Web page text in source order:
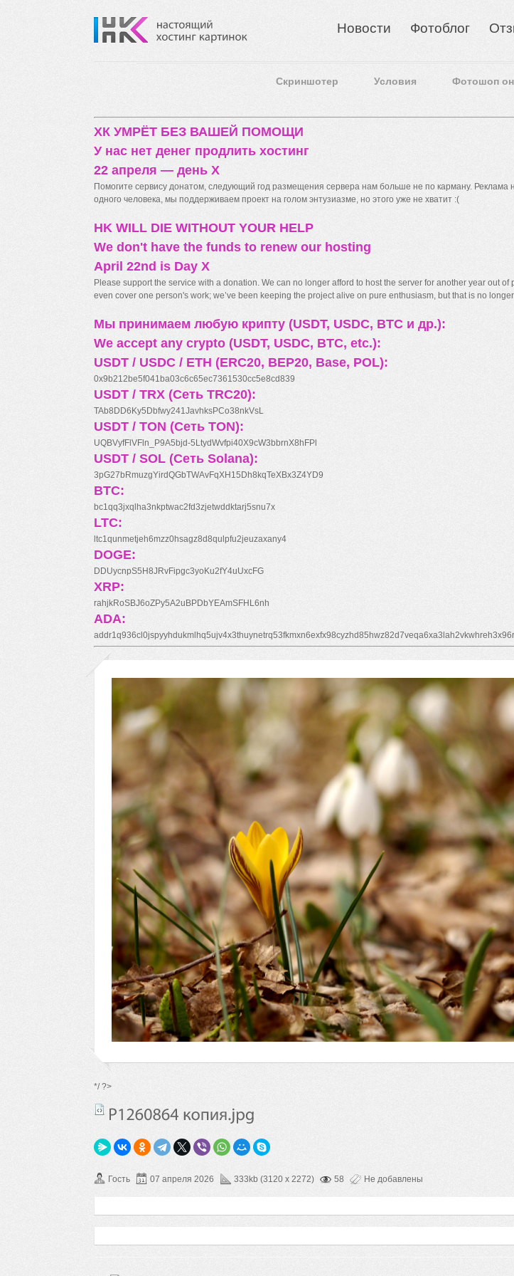
Новости Фотоблог
Скриншотер Условия Фотошоп
ХК УМРЁТ БЕЗ ВАШЕЙ ПОМОЩИ
У нас нет денег продлить хостинг
22 апреля — день X
Помогите сервису донатом, следующий год размещения сервера нам больше не по карману. Реклама
одного человека, мы поддерживаем проект на голом энтузиазме, но этого уже не хватит :(
HK WILL DIE WITHOUT YOUR HELP
We don't have the funds to renew our hosting
April 22nd is Day X
Please support the service with a donation. We can no longer afford to host the server for another year out of
even cover one person's work; we’ve been keeping the project alive on pure enthusiasm, but that is no
Мы принимаем любую крипту (USDT, USDC, BTC и др.):
We accept any crypto (USDT, USDC, BTC, etc.):
USDT / USDC / ETH (ERC20, BEP20, Base, POL):
0x9b212be5f041ba03c6c65ec7361530cc5e8cd839
USDT / TRX (Сеть TRC20):
TAb8DD6Ky5Dbfwy241JavhksPCo38nkVsL
USDT / TON (Сеть TON):
UQBVyfFlVFln_P9A5bjd-5LtydWvfpi40X9cW3bbrnX8hFPl
USDT / SOL (Сеть Solana):
3pG27bRmuzgYirdQGbTWAvFqXH15Dh8kqTeXBx3Z4YD9
BTC:
bc1qq3jxqlha3nkptwac2fd3zjetwddktarj5snu7x
LTC:
ltc1qunmetjeh6mzz0hsagz8d8qulpfu2jeuzaxany4
DOGE:
DDUycnpS5H8JRvFipgc3yoKu2fY4uUxcFG
XRP:
rahjkRoSBJ6oZPy5A2uBPDbYEAmSFHL6nh
ADA:
*/ ?>
Гость 07 апреля 2026 333kb (3120 x 2272) 58 Не добавлены